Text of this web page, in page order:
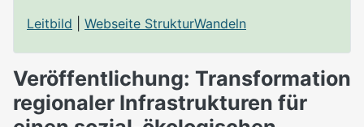
Leitbild
Webseite StrukturWandeln
Veröffentlichung: Transformation
regionaler Infrastrukturen für